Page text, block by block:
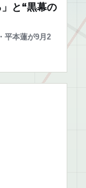
」と“黒幕の
平本蓮が9月2